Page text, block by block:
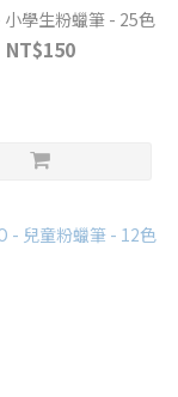
學生粉蠟筆 - 25色
NT$150